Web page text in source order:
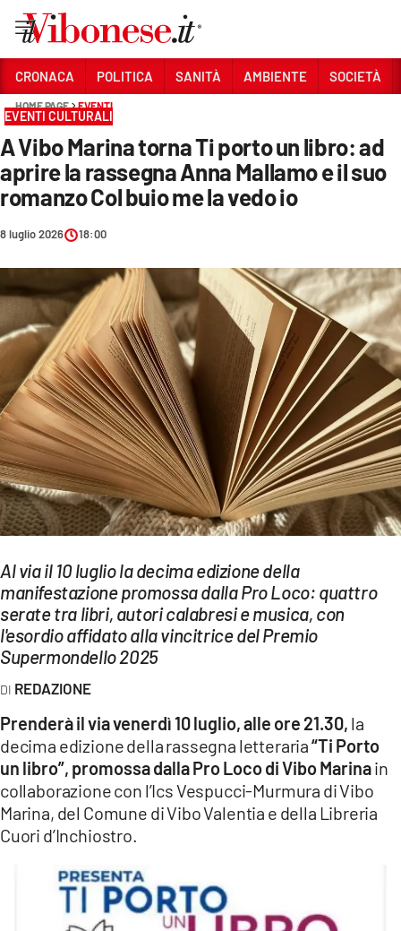
Sezioni
CRONACA
POLITICA
SOCIETÀ
CULTURA
ECONOMIA E LAVORO
EVENTI
SPORT
Streaming
LAC TV
LAC NETWORK
LAC ONAIR
LaC
LACTV.IT
LACONAIR.IT
LACITYMAG.IT
COSENZACHANNEL.IT
CRONACA POLITICA SANITÀ AMBIENTE SOCIETÀ
HOME PAGE EVENTI
EVENTI CULTURALI
A Vibo Marina torna Ti porto un libro: ad
aprire la rassegna Anna Mallamo e il suo
romanzo Col buio me la vedo io
8 luglio 2026 18:00
Al via il 10 luglio la decima edizione della
manifestazione promossa dalla Pro Loco: quattro
serate tra libri, autori calabresi e musica, con
l'esordio affidato alla vincitrice del Premio
Supermondello 2025
REDAZIONE
Prenderà il via venerdì 10 luglio, alle ore 21.30, la
decima edizione della rassegna letteraria“Ti Porto
un libro”, promossa dalla Pro Loco di Vibo Marinain
collaborazione con l’Ics Vespucci-Murmura di Vibo
Marina, del Comune di Vibo Valentia e della Libreria
Cuori d’Inchiostro.